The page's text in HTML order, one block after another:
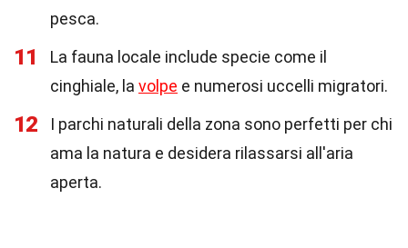
pesca.
11
La fauna locale include specie come il
cinghiale, la volpe e numerosi uccelli migratori.
12
I parchi naturali della zona sono perfetti per chi
ama la natura e desidera rilassarsi all'aria
aperta.